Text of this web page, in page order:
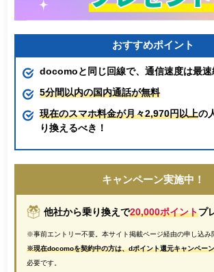
おすすめポイント
docomoと同じ回線で、通信速度は最速
5分間以内の国内通話が無料
現在のスマホ料金が月々2,970円以上の
り換えるべき！
キャンペーン実施中！
他社から乗り換えで20,000ポイントプ
※事前エントリー不要。本サイト掲載ページ経由の申し込み
※現在docomoを契約中の方は、dポイント還元キャンペー
必要です。